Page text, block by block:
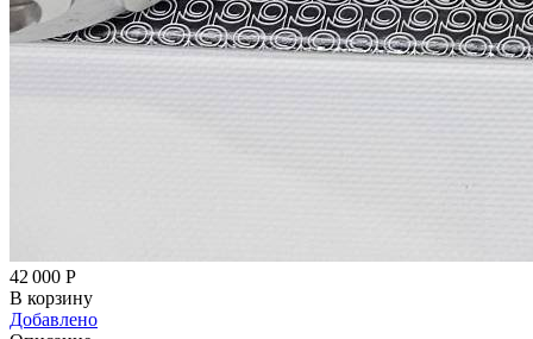
42 000 Р
В корзину
Добавлено